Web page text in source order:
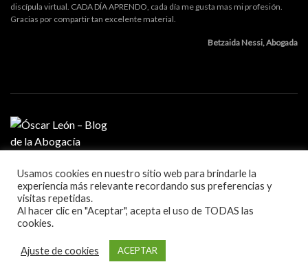
discípula virtual. CADA DÍA APRENDO, cada día me gusta mas mi profesión.
Gracias por compartir tan excelente material.
Betzaida Nessi, Abogada
MI PROFESIÓN
GESTIÓN DE DESPACHO
LITIGACIÓN Y ORATORIA
MARKETING Y TECNOLOGÍA
Blog sobre la práctica de la abogacía
Usamos cookies en nuestro sitio web para brindarle la
experiencia más relevante recordando sus preferencias y
visitas repetidas.
Al hacer clic en "Aceptar", acepta el uso de TODAS las
cookies.
Ajuste de cookies ACEPTAR